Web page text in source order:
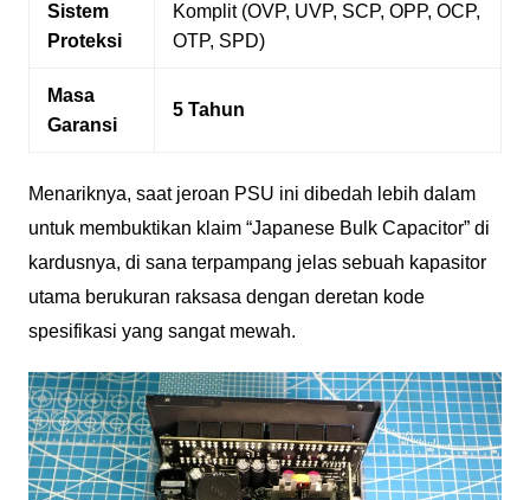
Sistem
Proteksi
Komplit (OVP, UVP, SCP, OPP, OCP,
OTP, SPD)
Masa
Garansi
5 Tahun
Menariknya, saat jeroan PSU ini dibedah lebih dalam
untuk membuktikan klaim “Japanese Bulk Capacitor” di
kardusnya, di sana terpampang jelas sebuah kapasitor
utama berukuran raksasa dengan deretan kode
spesifikasi yang sangat mewah.